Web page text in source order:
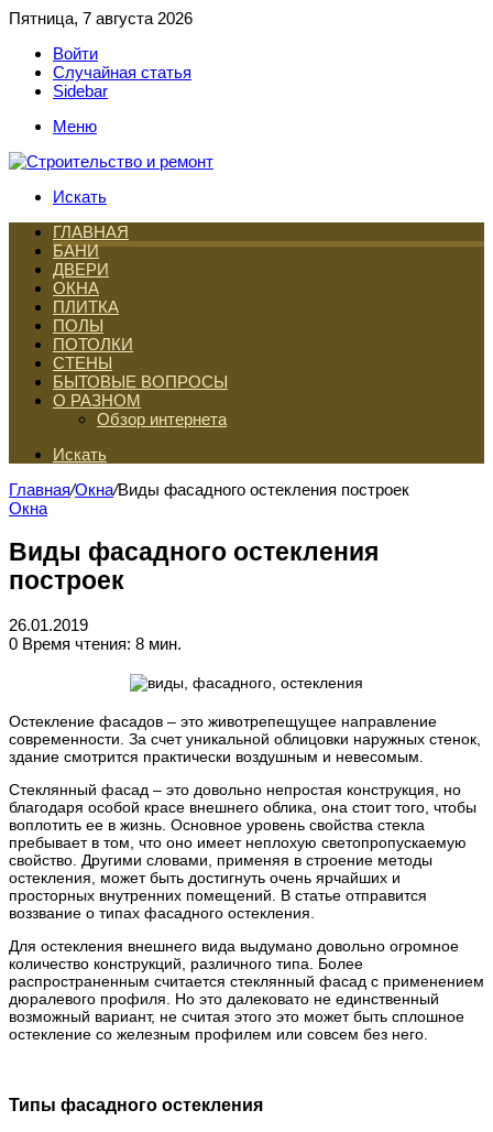
Пятница, 7 августа 2026
Войти
Случайная статья
Sidebar
Меню
Искать
ГЛАВНАЯ
БАНИ
ДВЕРИ
ОКНА
ПЛИТКА
ПОЛЫ
ПОТОЛКИ
СТЕНЫ
БЫТОВЫЕ ВОПРОСЫ
О РАЗНОМ
Обзор интернета
Искать
Главная/Окна/Виды фасадного остекления построек
Окна
Виды фасадного остекления
построек
26.01.2019
0 Время чтения: 8 мин.
Остекление фасадов – это животрепещущее направление
современности. За счет уникальной облицовки наружных стенок,
здание смотрится практически воздушным и невесомым.
Стеклянный фасад – это довольно непростая конструкция, но
благодаря особой красе внешнего облика, она стоит того, чтобы
воплотить ее в жизнь. Основное уровень свойства стекла
пребывает в том, что оно имеет неплохую светопропускаемую
свойство. Другими словами, применяя в строение методы
остекления, может быть достигнуть очень ярчайших и
просторных внутренних помещений. В статье отправится
воззвание о типах фасадного остекления.
Для остекления внешнего вида выдумано довольно огромное
количество конструкций, различного типа. Более
распространенным считается стеклянный фасад с применением
дюралевого профиля. Но это далековато не единственный
возможный вариант, не считая этого это может быть сплошное
остекление со железным профилем или совсем без него.
Типы фасадного остекления